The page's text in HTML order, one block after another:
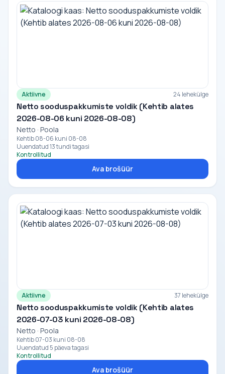
Aktiivne 24 lehekülge
Netto sooduspakkumiste voldik (Kehtib alates
2026-08-06 kuni 2026-08-08)
Netto · Poola
Kehtib 08-06 kuni 08-08
Uuendatud 13 tundi tagasi
Kontrollitud
Ava brošüür
Aktiivne 37 lehekülge
Netto sooduspakkumiste voldik (Kehtib alates
2026-07-03 kuni 2026-08-08)
Netto · Poola
Kehtib 07-03 kuni 08-08
Uuendatud 5 päeva tagasi
Kontrollitud
Ava brošüür